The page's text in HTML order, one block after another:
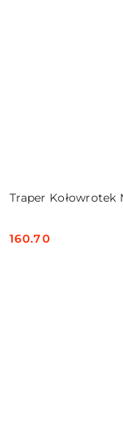
Traper Kołowrotek
Cena:
160.70